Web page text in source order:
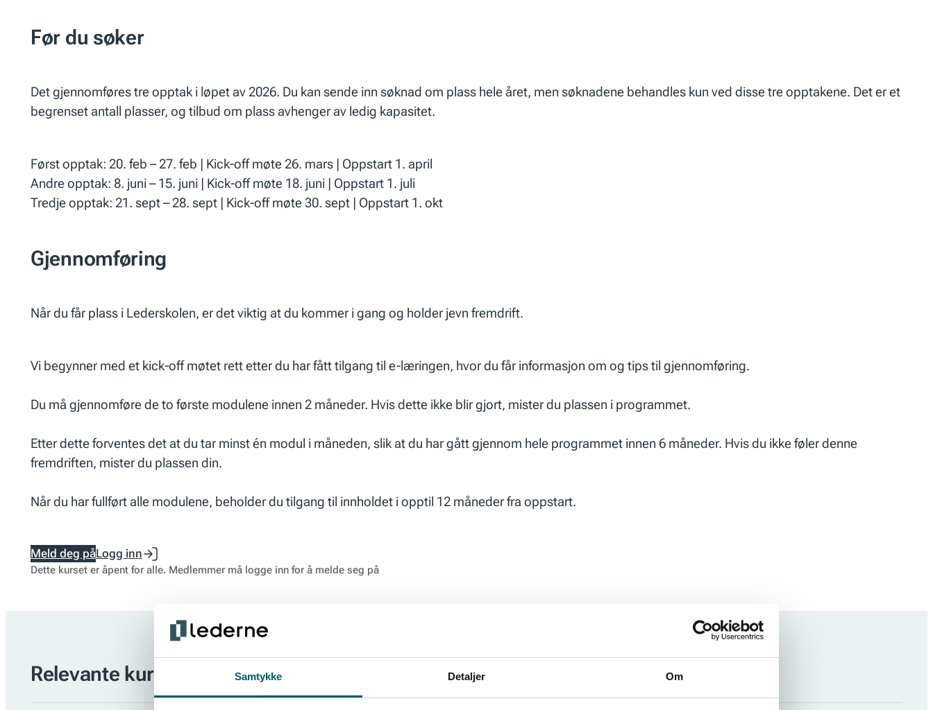
Samtykke Detaljer Om
Før du søker
Det gjennomføres tre opptak i løpet av 2026. Du kan sende inn søknad om plass hele året, men søknadene behandles kun ved disse tre opptakene. Det er et
begrenset antall plasser, og tilbud om plass avhenger av ledig kapasitet.
Først opptak: 20. feb – 27. feb | Kick-off møte 26. mars | Oppstart 1. april
Andre opptak: 8. juni – 15. juni | Kick-off møte 18. juni | Oppstart 1. juli
Tredje opptak: 21. sept – 28. sept | Kick-off møte 30. sept | Oppstart 1. okt
Gjennomføring
Når du får plass i Lederskolen, er det viktig at du kommer i gang og holder jevn fremdrift.
Vi begynner med et kick-off møtet rett etter du har fått tilgang til e-læringen, hvor du får informasjon om og tips til gjennomføring.
Du må gjennomføre de to første modulene innen 2 måneder. Hvis dette ikke blir gjort, mister du plassen i programmet.
Etter dette forventes det at du tar minst én modul i måneden, slik at du har gått gjennom hele programmet innen 6 måneder. Hvis du ikke føler denne
fremdriften, mister du plassen din.
Når du har fullført alle modulene, beholder du tilgang til innholdet i opptil 12 måneder fra oppstart.
Meld deg påLogg inn
Dette kurset er åpent for alle. Medlemmer må logge inn for å melde seg på
Relevante kurs